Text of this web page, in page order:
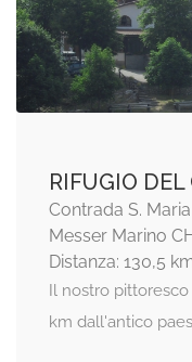
RIFUGIO
Contrada S.
Messer Marino
Distanza: 130,5
Il nostro
km dall'antico